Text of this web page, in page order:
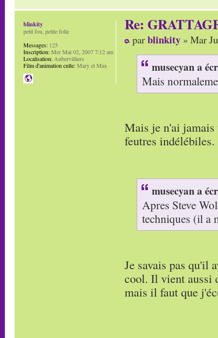
Re:
parblinkity » Mar
musecyan a
Mais
Mais je n'ai jamais
feutres indélébiles.
musecyan a
Apres Steve
techniques (il a
Je savais pas qu'il
cool. Il vient aussi
mais il faut que
blinkity
petit fou, petite folle
Messages: 125
Inscription:Mer Mai 02, 2007 7:12 am
Localisation: Aubervilliers
Film d'animation culte:Mary et Max